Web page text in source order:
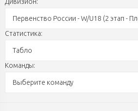
Первенство России - W/U18 (2 этап -
Статистика:
Табло
Команды:
Выберите команду